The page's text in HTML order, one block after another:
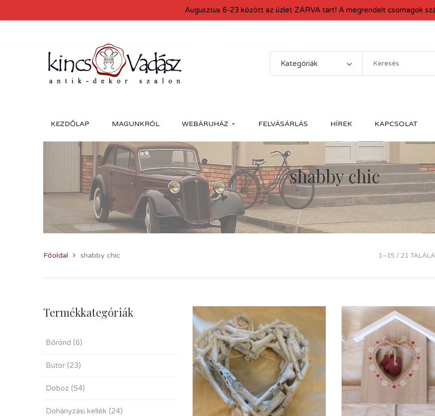
Kategóriák
KEZDŐLAP MAGUNKRÓL WEBÁRUHÁZ FELVÁSÁRLÁS HÍREK KAPCSOLAT
shabby chic
Főoldal shabby chic 1–15 / 21
Termékkategóriák
Bőrönd (6)
Bútor (23)
Doboz (54)
Dohányzási kellék (24)
Augusztus 6-23 között az üzlet ZÁRVA tart! A megrendelt csomagok